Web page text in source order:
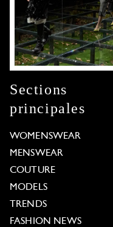
Sections
principales
WOMENSWEAR
MENSWEAR
COUTURE
MODELS
TRENDS
FASHION NEWS